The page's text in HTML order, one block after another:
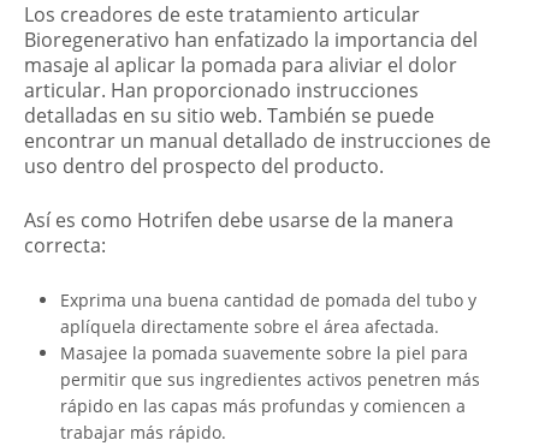
Los creadores de este tratamiento articular
Bioregenerativo han enfatizado la importancia del
masaje al aplicar la pomada para aliviar el dolor
articular. Han proporcionado instrucciones
detalladas en su sitio web. También se puede
encontrar un manual detallado de instrucciones de
uso dentro del prospecto del producto.
Así es como Hotrifen debe usarse de la manera
correcta:
Exprima una buena cantidad de pomada del tubo y
aplíquela directamente sobre el área afectada.
Masajee la pomada suavemente sobre la piel para
permitir que sus ingredientes activos penetren más
rápido en las capas más profundas y comiencen a
trabajar más rápido.